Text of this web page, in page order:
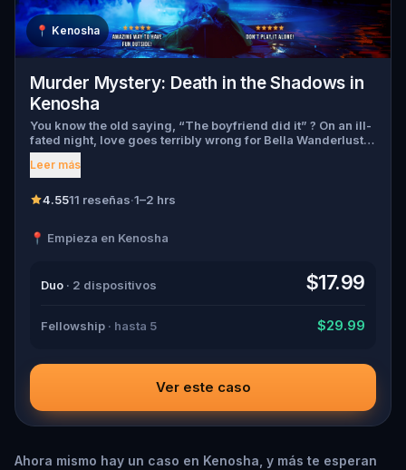
📍 Kenosha
Murder Mystery: Death in the Shadows in
Kenosha
You know the old saying, “The boyfriend did it” ? On an ill-
fated night, love goes terribly wrong for Bella Wanderlust
and Walter Bridges . Bella, a famous travel blogger, was
found dead during a ghost tour led by the theatrical Percy
Walter, the obsessed boyfriend? Percy, the ghost tour
suspects, and expose the real murderer before they strike
Leer más
4.5511 reseñas·1–2 hrs
📍 Empieza en Kenosha
Duo · 2 dispositivos $17.99
Fellowship · hasta 5 $29.99
Ver este caso
Ahora mismo hay un caso en Kenosha, y más te esperan